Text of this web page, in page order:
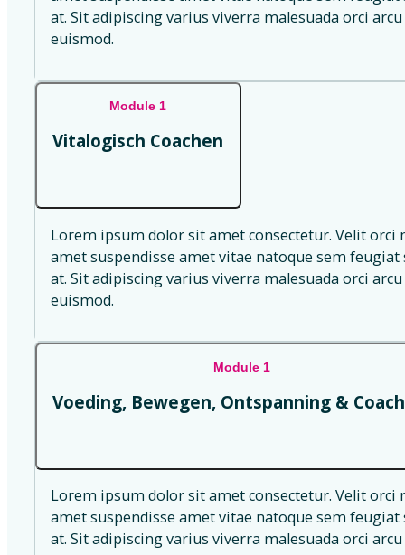
at. Sit adipiscing varius viverra malesuada orci
euismod.
Module 1
Vitalogisch Coachen
Lorem ipsum dolor sit amet consectetur. Velit
amet suspendisse amet vitae natoque sem
at. Sit adipiscing varius viverra malesuada orci
euismod.
Module 1
Voeding, Bewegen, Ontspanning &
Lorem ipsum dolor sit amet consectetur. Velit
amet suspendisse amet vitae natoque sem
at. Sit adipiscing varius viverra malesuada orci